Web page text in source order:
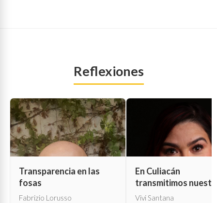
Reflexiones
Transparencia en las
fosas
Fabrizio Lorusso
En Culiacán
transmitimos
propia muerte
Vivi Santana